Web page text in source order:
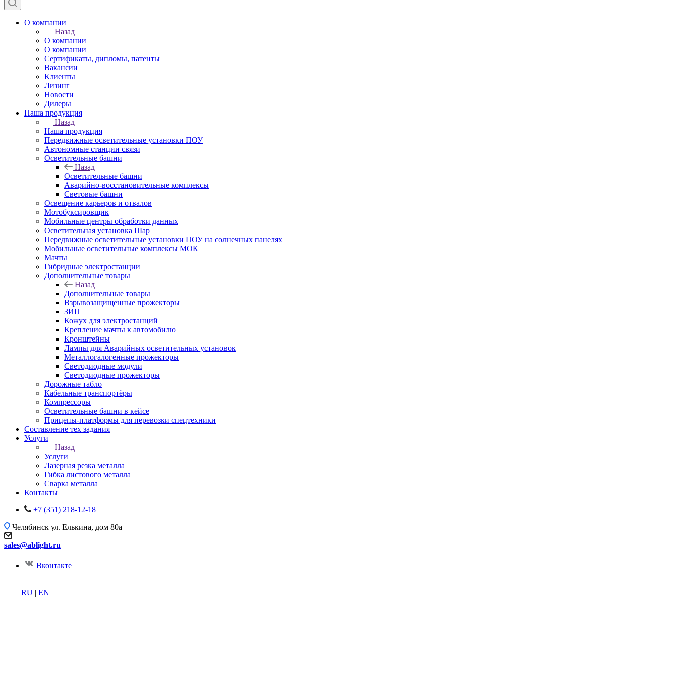
О компании
Назад
О компании
О компании
Сертификаты, дипломы, патенты
Вакансии
Клиенты
Лизинг
Новости
Дилеры
Наша продукция
Назад
Наша продукция
Передвижные осветительные установки ПОУ
Автономные станции связи
Осветительные башни
Назад
Осветительные башни
Аварийно-восстановительные комплексы
Световые башни
Освещение карьеров и отвалов
Мотобуксировщик
Мобильные центры обработки данных
Осветительная установка Шар
Передвижные осветительные установки ПОУ на солнечных панелях
Мобильные осветительные комплексы МОК
Мачты
Гибридные электростанции
Дополнительные товары
Назад
Дополнительные товары
Взрывозащищенные прожекторы
ЗИП
Кожух для электростанций
Крепление мачты к автомобилю
Кронштейны
Лампы для Аварийных осветительных установок
Металлогалогенные прожекторы
Светодиодные модули
Светодиодные прожекторы
Дорожные табло
Кабельные транспортёры
Компрессоры
Осветительные башни в кейсе
Прицепы-платформы для перевозки спецтехники
Составление тех задания
Услуги
Назад
Услуги
Лазерная резка металла
Гибка листового металла
Сварка металла
Контакты
+7 (351) 218-12-18
Челябинск ул. Елькина, дом 80а
sales@ablight.ru
Вконтакте
RU | EN